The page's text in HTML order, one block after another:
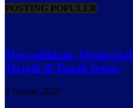
POSTING POPULER
Menyedihkan,
Terjadi di Tanah Datar
2 Januari 2020